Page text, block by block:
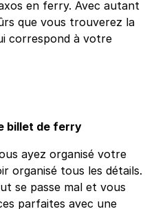
en ferry. Avec autant
que vous trouverez la
correspond à votre
billet de ferry
ayez organisé votre
organisé tous les détails.
se passe mal et vous
parfaites avec une